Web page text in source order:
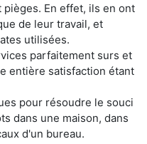
En effet, ils en ont
de leur travail, et
utilisées.
parfaitement surs et
entière satisfaction étant
pour résoudre le souci
dans une maison, dans
d'un bureau.